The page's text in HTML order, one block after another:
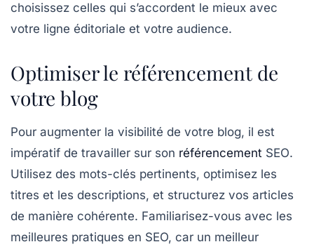
choisissez celles qui s’accordent le mieux avec
votre ligne éditoriale et votre audience.
Optimiser le référencement de
votre blog
Pour augmenter la visibilité de votre blog, il est
impératif de travailler sur son référencement SEO.
Utilisez des mots-clés pertinents, optimisez les
titres et les descriptions, et structurez vos articles
de manière cohérente. Familiarisez-vous avec les
meilleures pratiques en SEO, car un meilleur